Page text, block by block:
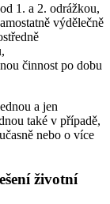
1. a 2. odrážkou,
výdělečně
činnost po dobu
a jen
také v případě,
nebo o více
životní